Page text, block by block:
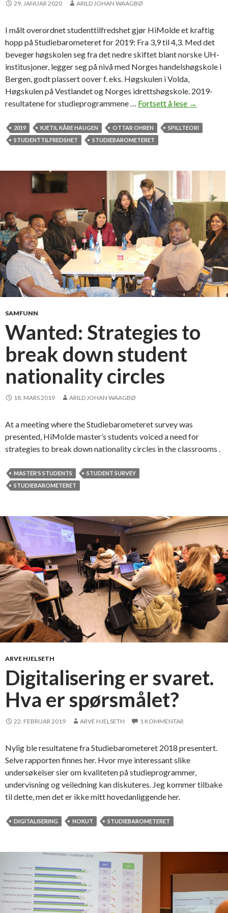
t
a
l
t
i
l
f
r
e
d
h
e
t
29. JANUAR 2020 ARILD JOHAN WAAGBØ
I målt overordnet studenttilfredshet gjør HiMolde et kraftig
hopp på Studiebarometeret for 2019: Fra 3,9 til 4,3. Med det
beveger høgskolen seg fra det nedre skiftet blant norske UH-
institusjoner, legger seg på nivå med Norges handelshøgskole i
Bergen, godt plassert oover f. eks. Høgskulen i Volda,
Høgskulen på Vestlandet og Norges idrettshøgskole. 2019-
resultatene for studieprogrammene … Fortsett å lese H
M
å
r
a
i
g
p
i
e
b
t
e
r
e
t
→
2019 KJETIL KÅRE HAUGEN OTTAR OHREN
SPILLTEORI
STUDENTTILFREDSHET
STUDIEBAROMETERET
SAMFUNN
Wanted: Strategies to
break down student
nationality circles
18. MARS 2019 ARILD JOHAN WAAGBØ
At a meeting where the Studiebarometeret survey was
presented, HiMolde master’s students voiced a need for
strategies to break down nationality circles in the classrooms .
MASTER'S STUDENTS
STUDENT SURVEY
STUDIEBAROMETERET
ARVE HJELSETH
Digitalisering er svaret.
Hva er spørsmålet?
22. FEBRUAR 2019 ARVE HJELSETH 1 KOMMENTAR
Nylig ble resultatene fra Studiebarometeret 2018 presentert.
Selve rapporten finnes her. Hvor mye interessant slike
undersøkelser sier om kvaliteten på studieprogrammer,
undervisning og veiledning kan diskuteres. Jeg kommer tilbake
til dette, men det er ikke mitt hovedanliggende her.
DIGITALISERING NOKUT STUDIEBAROMETERET